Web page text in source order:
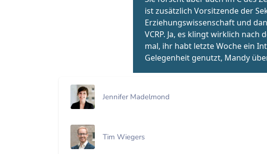
Jennifer Madelmond
Tim Wiegers